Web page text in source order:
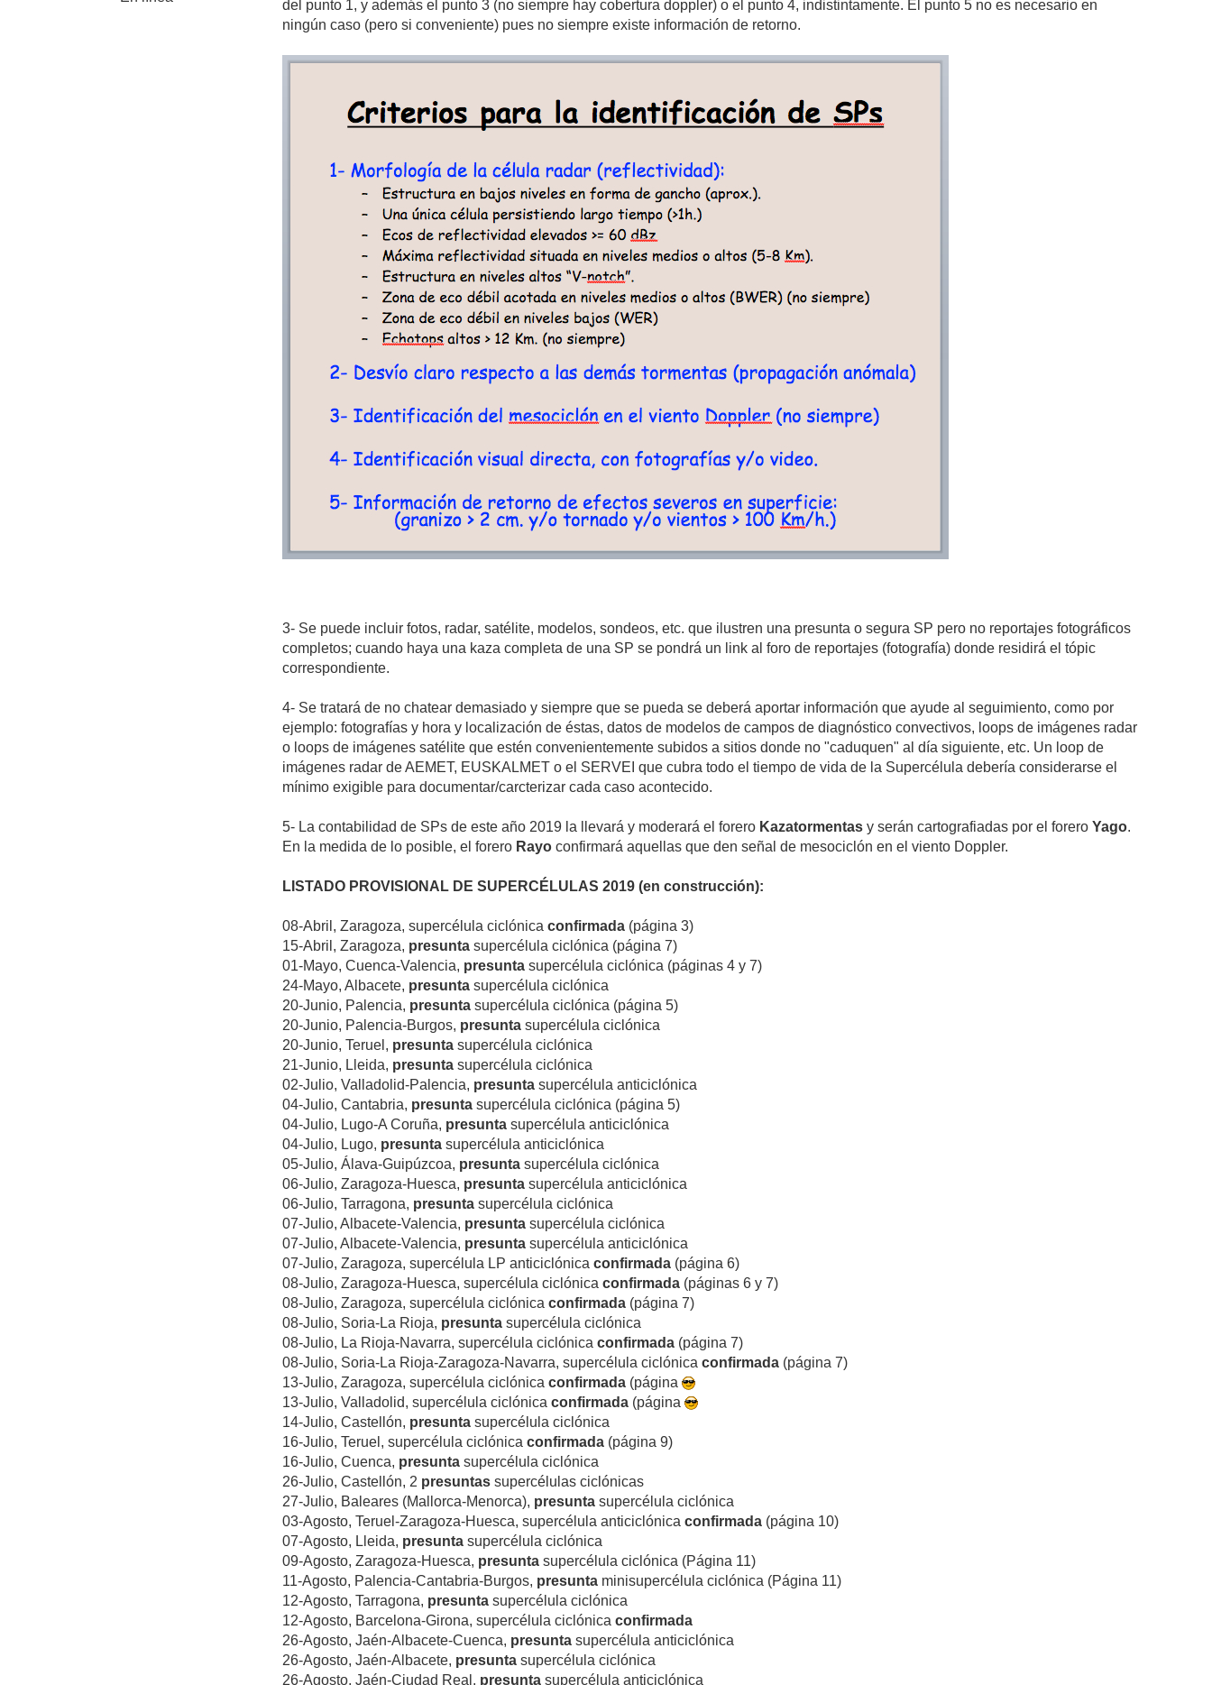
del punto 1, y además el punto 3 (no siempre hay cobertura doppler) o el punto 4, indistintamente. El punto 5 no es necesario en
ningún caso (pero si conveniente) pues no siempre existe información de retorno.
3- Se puede incluir fotos, radar, satélite, modelos, sondeos, etc. que ilustren una presunta o segura SP pero no reportajes fotográficos
completos; cuando haya una kaza completa de una SP se pondrá un link al foro de reportajes (fotografía) donde residirá el tópic
correspondiente.
4- Se tratará de no chatear demasiado y siempre que se pueda se deberá aportar información que ayude al seguimiento, como por
ejemplo: fotografías y hora y localización de éstas, datos de modelos de campos de diagnóstico convectivos, loops de imágenes radar
o loops de imágenes satélite que estén convenientemente subidos a sitios donde no "caduquen" al día siguiente, etc. Un loop de
imágenes radar de AEMET, EUSKALMET o el SERVEI que cubra todo el tiempo de vida de la Supercélula debería considerarse el
mínimo exigible para documentar/carcterizar cada caso acontecido.
5- La contabilidad de SPs de este año 2019 la llevará y moderará el forero Kazatormentas y serán cartografiadas por el foreroYago.
En la medida de lo posible, el forero Rayo confirmará aquellas que den señal de mesociclón en el viento Doppler.
LISTADO PROVISIONAL DE SUPERCÉLULAS 2019 (en construcción):
08-Abril, Zaragoza, supercélula ciclónicaconfirmada (página 3)
15-Abril, Zaragoza, presunta supercélula ciclónica (página 7)
01-Mayo, Cuenca-Valencia, presunta supercélula ciclónica (páginas 4 y 7)
24-Mayo, Albacete, presunta supercélula ciclónica
20-Junio, Palencia, presunta supercélula ciclónica (página 5)
20-Junio, Palencia-Burgos, presunta supercélula ciclónica
20-Junio, Teruel, presunta supercélula ciclónica
21-Junio, Lleida, presunta supercélula ciclónica
02-Julio, Valladolid-Palencia, presunta supercélula anticiclónica
04-Julio, Cantabria, presunta supercélula ciclónica (página 5)
04-Julio, Lugo-A Coruña, presunta supercélula anticiclónica
04-Julio, Lugo, presunta supercélula anticiclónica
05-Julio, Álava-Guipúzcoa, presunta supercélula ciclónica
06-Julio, Zaragoza-Huesca, presunta supercélula anticiclónica
06-Julio, Tarragona, presunta supercélula ciclónica
07-Julio, Albacete-Valencia, presunta supercélula ciclónica
07-Julio, Albacete-Valencia, presunta supercélula anticiclónica
07-Julio, Zaragoza, supercélula LP anticiclónicaconfirmada (página 6)
08-Julio, Zaragoza-Huesca, supercélula ciclónicaconfirmada (páginas 6 y 7)
08-Julio, Zaragoza, supercélula ciclónicaconfirmada (página 7)
08-Julio, Soria-La Rioja, presunta supercélula ciclónica
08-Julio, La Rioja-Navarra, supercélula ciclónicaconfirmada (página 7)
08-Julio, Soria-La Rioja-Zaragoza-Navarra, supercélula ciclónicaconfirmada (página 7)
13-Julio, Zaragoza, supercélula ciclónicaconfirmada (página
13-Julio, Valladolid, supercélula ciclónicaconfirmada (página
14-Julio, Castellón, presunta supercélula ciclónica
16-Julio, Teruel, supercélula ciclónicaconfirmada (página 9)
16-Julio, Cuenca, presunta supercélula ciclónica
26-Julio, Castellón, 2 presuntas supercélulas ciclónicas
27-Julio, Baleares (Mallorca-Menorca), presunta supercélula ciclónica
03-Agosto, Teruel-Zaragoza-Huesca, supercélula anticiclónicaconfirmada (página 10)
07-Agosto, Lleida, presunta supercélula ciclónica
09-Agosto, Zaragoza-Huesca, presunta supercélula ciclónica (Página 11)
11-Agosto, Palencia-Cantabria-Burgos, presunta minisupercélula ciclónica (Página 11)
12-Agosto, Tarragona, presunta supercélula ciclónica
12-Agosto, Barcelona-Girona, supercélula ciclónicaconfirmada
26-Agosto, Jaén-Albacete-Cuenca, presunta supercélula anticiclónica
26-Agosto, Jaén-Albacete, presunta supercélula ciclónica
26-Agosto, Jaén-Ciudad Real, presunta supercélula anticiclónica